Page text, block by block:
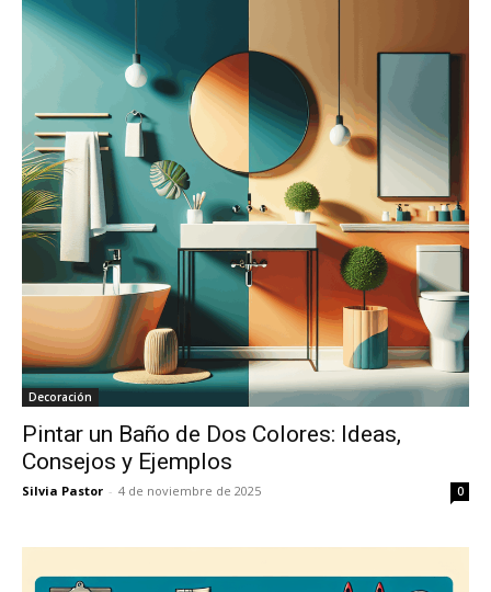
Decoración
Pintar un Baño de Dos Colores: Ideas,
Consejos y Ejemplos
Silvia Pastor - 4 de noviembre de 2025 0